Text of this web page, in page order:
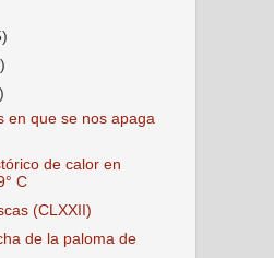
en que se nos apaga
de calor en
C
(CLXXII)
de la paloma de